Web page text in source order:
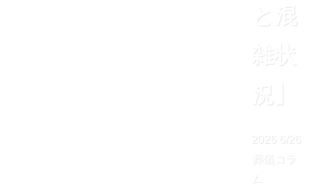
と混
雑状
況】
2026 6/26
葬儀コラ
ム